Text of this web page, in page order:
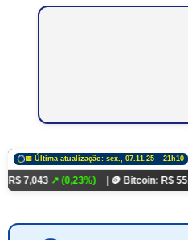
📅 Última atualização: sex., 07.11.25 – 21h10
↗ (0,23%) | 🪙 Bitcoin: R$ 551.145,13↗